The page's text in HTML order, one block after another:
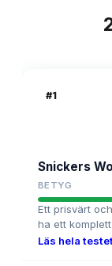
#1
Snickers
BETYG
Ett prisvärt
ha ett
Läs hela